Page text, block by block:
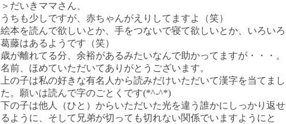
＞だいきママさん、
うちも少しですが、赤ちゃんがえりしてますよ（笑）
絵本を読んで欲しいとか、手をつないで寝て欲しいとか、いろいろ
葛藤はあるようです（笑）
歳が離れてる分、余裕があるみたいなんで助かってますが・・・。
名前、ほめていただいてありがとうございます。
上の子は私の好きな有名人から読みだけいただいて漢字を当てまし
た。願いは読んで字のごとくです(*^-^*)
下の子は他人（ひと）からいただいた光を違う誰かにしっかり返せ
るように、そして兄弟が切っても切れない関係でいますようにと